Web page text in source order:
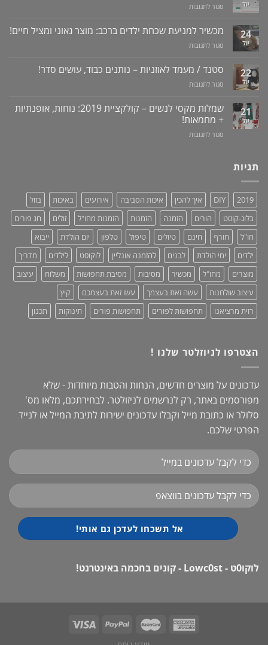
–
עששת,
ונסיגת
מה
לדעת!
טבעי
/
זיקפה
תערובת
צמחים
יול סגור לתגובות
באתר
וידאו
24
יול
מכשיר למניעת שכחת ילדים ברכב: מוצר גאוני ומציל חיים!
סגור לתגובות
שכחת
ילדים
מוצר
גאוני
ומציל
חיים!
22
יול
סטנד / מעמד לאוזניות – נותנים כבוד, עושים סדר!
סגור לתגובות
מעמד
לאוזניות
21
יול
שמלות מקסי לנשים – קולקציית 2019: נוחות, אופנתיות
+ מחמאות!
סגור לתגובות
2019:
נוחות,
אופנתיות
+
מחמאות!
תגיות
2019
DIY איך להכין איכות הסביבה אירועים באיכות
בזול
בלוג-קו0ט
הורים הזמנה הזמנות הזמנות מחו"ל זולים
חג פורים
חו"ל
חורף חינם טיולים טיפול טלפון יום הולדת
ייבוא
ילדים
ימי הולדת לבנים להזמנה אונליין לוקו0ט לילדים
מדריך
מוצרים
מחו"ל מכשיר מסיבות מסיבת תחפושות משלוח
עיצוב
עיצוב שולחנות
עשה זאת בעצמך עשו זאת בעצמכם
קיץ
רוית מרציאנו
תחפושות לפורים תחפושות פורים תינוקות תכנון
הצטרפו לניוזלטר שלנו !
עדכונים על מוצרים חדשים, הנחות והטבות מיוחדות - שלא
מפורסמים באתר, רק לנרשמים לניזולטר. לבחירתכם, מלאו מס'
סלולר או כתובת מייל וקבלו עדכונים ישירות לתיבת המייל או לנייד
הפרטי שלכם.
לוקו0ט - Lowc0st - קונים בחכמה באינטרנט!